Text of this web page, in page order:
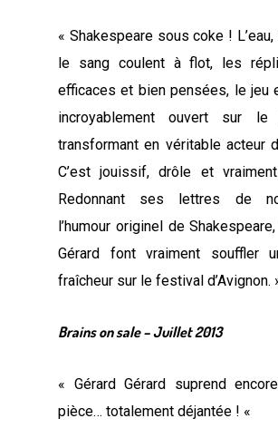
« Shakespeare sous coke !
le sang coulent à flot, les
efficaces et bien pensées, le jeu
incroyablement ouvert sur
transformant en véritable acteur
C’est jouissif, drôle et
Redonnant ses lettres de
l’humour originel de
Gérard font vraiment souffler
fraîcheur sur le festival d’Avignon.
Brains on sale – Juillet 2013
« Gérard Gérard suprend
pièce… totalement déjantée ! «